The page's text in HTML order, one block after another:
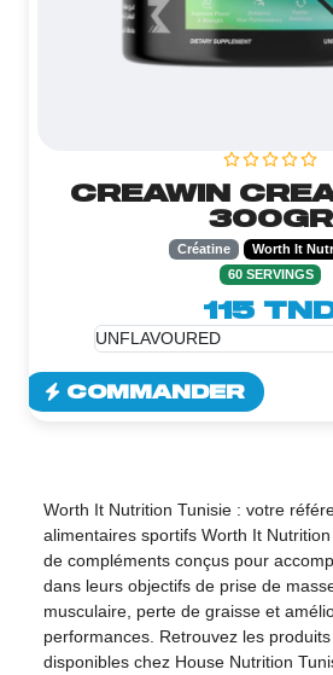
CREAWIN
300GR
Créatine
Worth It
60 SERVINGS
115
COMMANDER
Worth It Nutrition Tunisie : votre
alimentaires sportifs Worth It
de compléments conçus pour
dans leurs objectifs de prise de
musculaire, perte de graisse et
performances. Retrouvez les
disponibles chez House Nutrition